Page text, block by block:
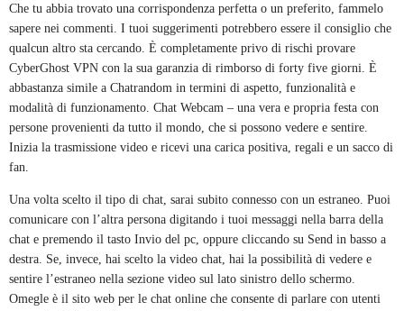
Che tu abbia trovato una corrispondenza perfetta o un preferito, fammelo
sapere nei commenti. I tuoi suggerimenti potrebbero essere il consiglio che
qualcun altro sta cercando. È completamente privo di rischi provare
CyberGhost VPN con la sua garanzia di rimborso di forty five giorni. È
abbastanza simile a Chatrandom in termini di aspetto, funzionalità e
modalità di funzionamento. Chat Webcam – una vera e propria festa con
persone provenienti da tutto il mondo, che si possono vedere e sentire.
Inizia la trasmissione video e ricevi una carica positiva, regali e un sacco di
fan.
Una volta scelto il tipo di chat, sarai subito connesso con un estraneo. Puoi
comunicare con l’altra persona digitando i tuoi messaggi nella barra della
chat e premendo il tasto Invio del pc, oppure cliccando su Send in basso a
destra. Se, invece, hai scelto la video chat, hai la possibilità di vedere e
sentire l’estraneo nella sezione video sul lato sinistro dello schermo.
Omegle è il sito web per le chat online che consente di parlare con utenti